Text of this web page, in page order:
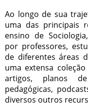
Ao longo de sua
uma das principais
ensino de
por professores,
de diferentes áreas
uma extensa
artigos, planos
pedagógicas,
diversos outros